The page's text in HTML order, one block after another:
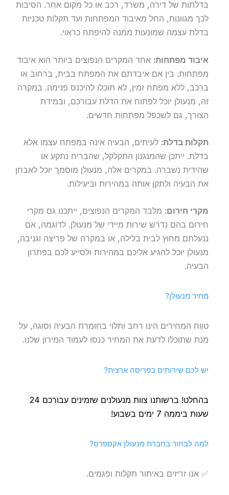
בדלתות של דירה, משרד, רכב או כל מקום אחר. הסיבות
לכך מגוונות, החל מאיבוד המפתחות ועד תקלות טכניות
בדלת עצמה שמונעות ממנה להיפתח כראוי.
איבוד מפתחות: אחד המקרים הנפוצים ביותר הוא איבוד
מפתחות. בין אם איבדתם את המפתח בבית, ברחוב או
ברכב, ללא מפתח זמין, לא תוכלו להיכנס פנימה. במקרה
זה, מנעולן יוכל לפתוח את הדלת עבורכם, ובמידת
הצורך, גם לשכפל מפתחות חדשים.
תקלות בדלת: לעיתים, הבעיה אינה במפתח עצמו אלא
בדלת. ייתכן שהמנגנון התקלקל, שהבריח נתקע או
שהידית נשברה. במקרים אלה, מנעולן מוסמך יוכל לאבחן
את הבעיה ולתקן אותה במהירות וביעילות.
מקרי חירום: מלבד המקרים הנפוצים, ייתכנו גם מקרי
חירום בהם נדרש שירות מיידי של מנעולן. לדוגמה, אם
ננעלתם מחוץ לבית בלילה, או במקרה של פריצה וגניבה,
מנעולן יוכל להגיע אליכם במהירות ולסייע לכם בפתרון
הבעיה.
מחיר מנעולן?
טווח המחירים הינו רחב ותלוי בחומרת הבעיה וסוגה, על
מנת שתוכלו לדעת את המחיר כנסו לעמוד המירון שלנו.
יש לכם שירותים בפריסה ארצית?
בהחלט! ברשותנו צוות מנעולנים שזמינים עבורכם 24
שעות ביממה 7 ימים בשבוע!
למה לבחור בחברת מנעולן אקספרס?
✅ אנו זריזים באיתור תקלות ופגמים.